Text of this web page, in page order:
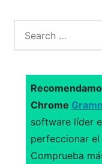
Chrome
software líder
perfeccionar
Comprueba